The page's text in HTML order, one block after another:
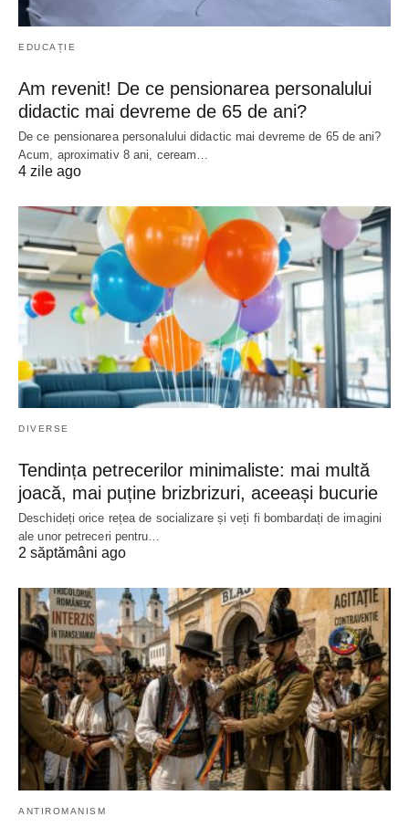
EDUCAȚIE
Am revenit! De ce pensionarea personalului
didactic mai devreme de 65 de ani?
De ce pensionarea personalului didactic mai devreme de 65 de ani?
Acum, aproximativ 8 ani, ceream…
4 zile ago
DIVERSE
Tendința petrecerilor minimaliste: mai multă
joacă, mai puține brizbrizuri, aceeași bucurie
Deschideți orice rețea de socializare și veți fi bombardați de imagini
ale unor petreceri pentru…
2 săptămâni ago
ANTIROMANISM